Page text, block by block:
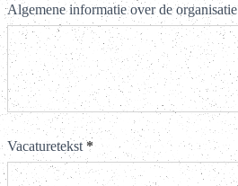
Algemene informatie over de organisatie
Vacaturetekst *